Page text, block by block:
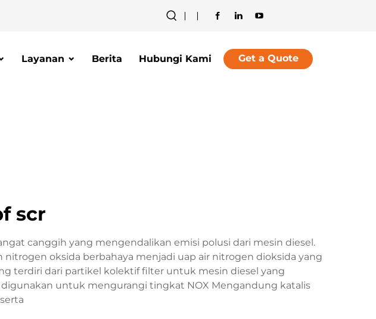
Layanan Berita Hubungi Kami Get a Quote
scr
canggih yang mengendalikan emisi polusi dari mesin diesel.
oksida berbahaya menjadi uap air nitrogen dioksida yang
terdiri dari partikel kolektif filter untuk mesin diesel yang
untuk mengurangi tingkat NOX Mengandung katalis